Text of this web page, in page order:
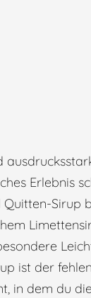
Erlebnis
Sirup
ist der
in dem du